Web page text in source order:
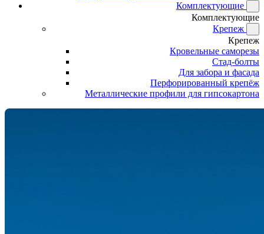
Комплектующие
Комплектующие
Крепеж
Крепеж
Кровельные саморезы
Стад-болты
Для забора и фасада
Перфорированный крепёж
Металлические профили для гипсокартона